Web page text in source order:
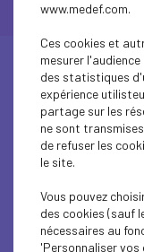
© Medef
www.medef.com.
Ces cookies et
mesurer
des statistiques
expérience
partage sur les
ne sont
de refuser les
le site.
Vous pouvez
des cookies (sauf
nécessaires au
'Personnaliser